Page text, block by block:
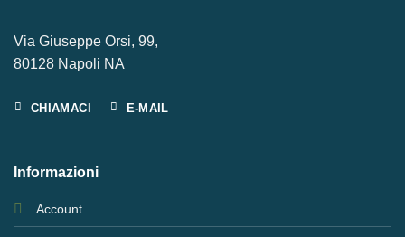
Via Giuseppe Orsi, 99,
80128 Napoli NA
CHIAMACI E-MAIL
Informazioni
Account